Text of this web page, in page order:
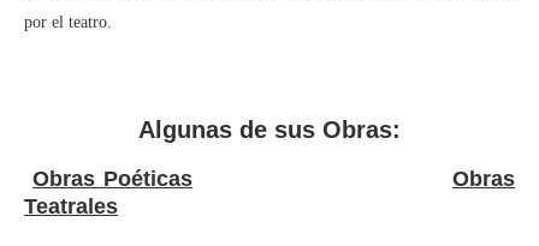
por el teatro.
Algunas de sus Obras:
Obras Poéticas
Obras
Teatrales